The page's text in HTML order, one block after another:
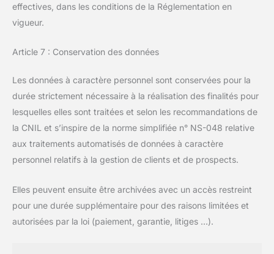
effectives, dans les conditions de la Réglementation en
vigueur.
Article 7 : Conservation des données
Les données à caractère personnel sont conservées pour la
durée strictement nécessaire à la réalisation des finalités pour
lesquelles elles sont traitées et selon les recommandations de
la CNIL et s’inspire de la norme simplifiée n° NS-048 relative
aux traitements automatisés de données à caractère
personnel relatifs à la gestion de clients et de prospects.
Elles peuvent ensuite être archivées avec un accès restreint
pour une durée supplémentaire pour des raisons limitées et
autorisées par la loi (paiement, garantie, litiges …).